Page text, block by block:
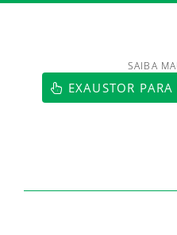
https:// SAIBA
EXAUSTOR